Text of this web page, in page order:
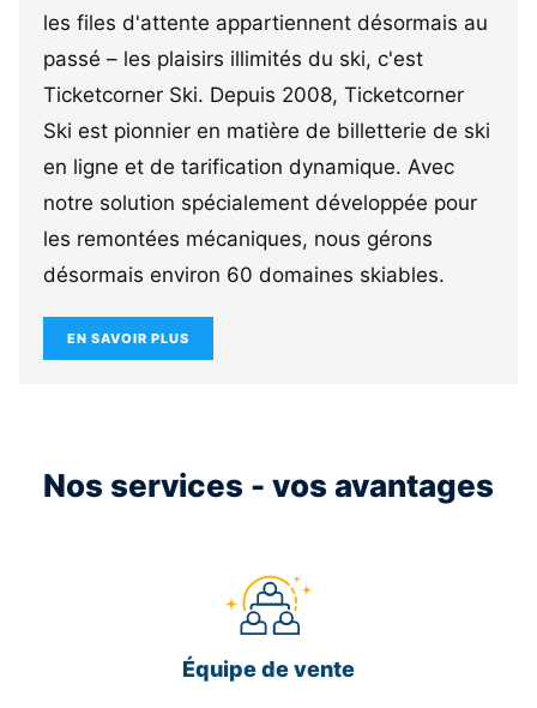
les files d'attente appartiennent désormais au
passé – les plaisirs illimités du ski, c'est
Ticketcorner Ski. Depuis 2008, Ticketcorner
Ski est pionnier en matière de billetterie de ski
en ligne et de tarification dynamique. Avec
notre solution spécialement développée pour
les remontées mécaniques, nous gérons
désormais environ 60 domaines skiables.
EN SAVOIR PLUS
Nos services - vos avantages
Équipe de vente